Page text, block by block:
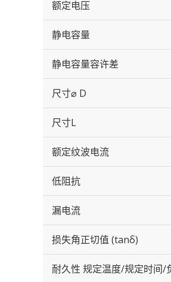
额定电压
静电容量
静电容量容许差
尺寸⌀ D
尺寸L
额定纹波电流
低阻抗
漏电流
损失角正切值 (tanδ)
耐久性 规定温度/规定时间/